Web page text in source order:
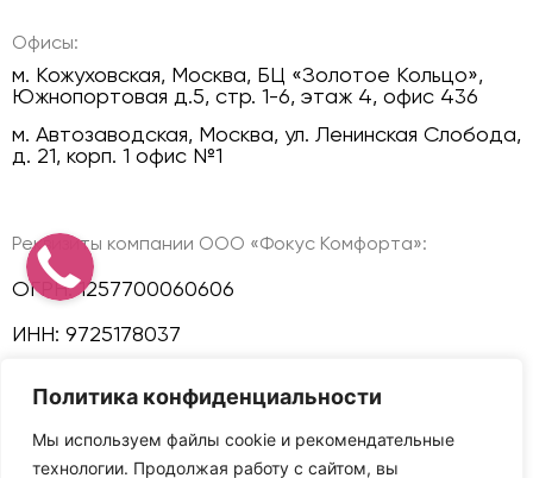
Политика конфиденциальности
Мы используем файлы cookie и рекомендательные
технологии. Продолжая работу с сайтом, вы
Офисы:
м. Кожуховская, Москва, БЦ «Золотое Кольцо»,
Южнопортовая д.5, стр. 1-6, этаж 4, офис 436
м. Автозаводская, Москва, ул. Ленинская Слобода,
д. 21, корп. 1 офис №1
Реквизиты компании ООО «Фокус Комфорта»:
ОГРН: 1257700060606
ИНН: 9725178037
КПП: 772501001
Политика конфиденциальности